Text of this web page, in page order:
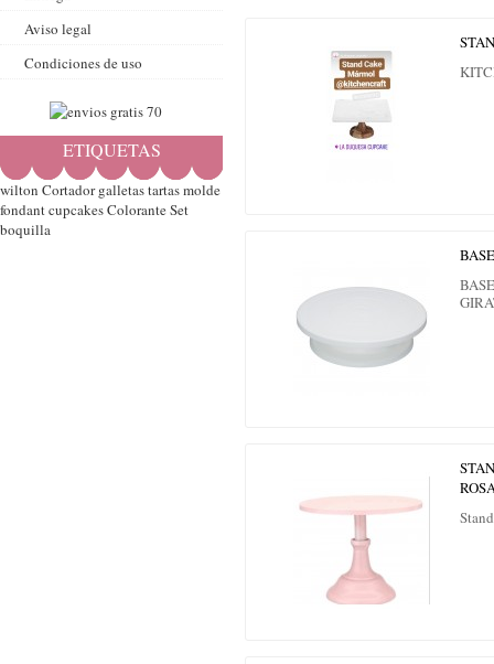
Aviso legal
Condiciones de uso
ETIQUETAS
wilton Cortador galletastartasmolde
fondantcupcakesColoranteSet
boquilla